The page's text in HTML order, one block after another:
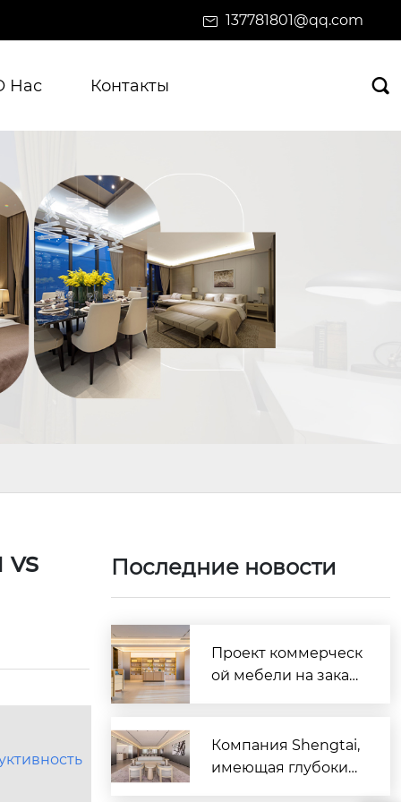
137781801@qq.com
Нас Контакты 
Последние новости
Проект коммерческ
ой мебели на заказ
ершён и введён в э
ксплуатацию (орие
Компания Shengtai,
имеющая глубокие